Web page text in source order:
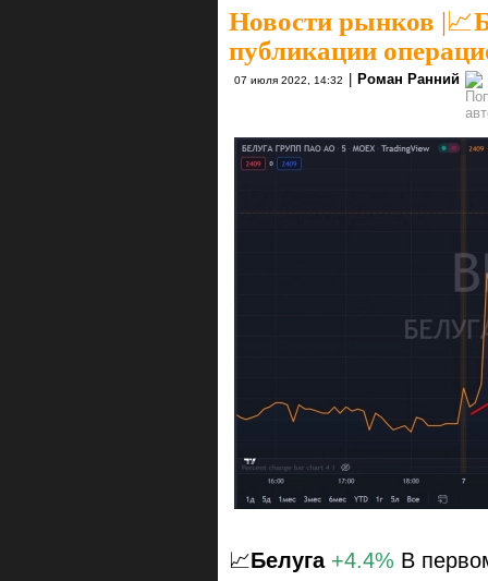
Новости рынков |
публикации
07 июля 2022, 14:32 Роман Ранний
📈Белуга +4.4% В